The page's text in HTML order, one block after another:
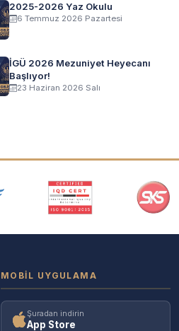
2025-2026 Yaz Okulu
6 Temmuz 2026 Pazartesi
İGÜ 2026 Mezuniyet Heyecanı
Başlıyor!
23 Haziran 2026 Salı
MOBIL UYGULAMA
Şuradan indirin
App Store